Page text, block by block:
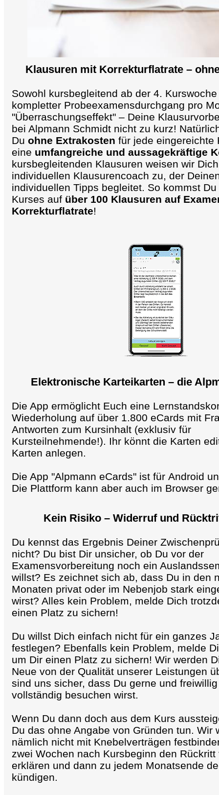
Klausuren mit Korrekturflatrate –
Sowohl kursbegleitend ab der 4.
kompletter Probeexamensdurchgang pro
"Überraschungseffekt" – Deine
bei Alpmann Schmidt nicht zu kurz!
Du ohne Extrakosten für jede eingereichte
eine umfangreiche und aussagekräftige
kursbegleitenden Klausuren weisen wir
individuellen Klausurencoach zu, der
individuellen Tipps begleitet. So kommst
Kurses auf über 100 Klausuren auf
Korrekturflatrate!
Elektronische Karteikarten – die
Die App ermöglicht Euch eine
Wiederholung auf über 1.800 eCards mit
Antworten zum Kursinhalt (exklusiv für
Kursteilnehmende!). Ihr könnt die Karten
Karten anlegen.
Die App "Alpmann eCards" ist für Android
Die Plattform kann aber auch im Browser
Kein Risiko – Widerruf und
Du kennst das Ergebnis Deiner
nicht? Du bist Dir unsicher, ob Du vor der
Examensvorbereitung noch ein
willst? Es zeichnet sich ab, dass Du in den
Monaten privat oder im Nebenjob stark
wirst? Alles kein Problem, melde Dich
einen Platz zu sichern!
Du willst Dich einfach nicht für ein ganzes
festlegen? Ebenfalls kein Problem, melde
um Dir einen Platz zu sichern! Wir werden
Neue von der Qualität unserer Leistungen
sind uns sicher, dass Du gerne und
vollständig besuchen wirst.
Wenn Du dann doch aus dem Kurs
Du das ohne Angabe von Gründen tun. Wir
nämlich nicht mit Knebelverträgen
zwei Wochen nach Kursbeginn den
erklären und dann zu jedem Monatsende
kündigen.